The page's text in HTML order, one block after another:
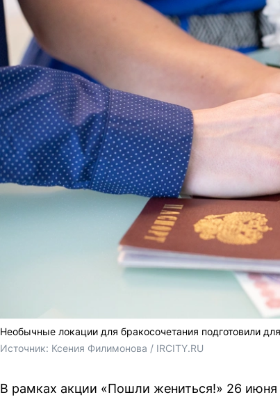
Необычные локации для бракосочетания подготовили
Источник: Ксения Филимонова / IRCITY.RU
В рамках акции «Пошли жениться!» 26 июня